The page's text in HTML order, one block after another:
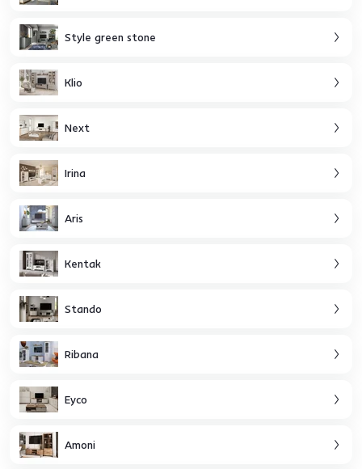
Style green stone
Klio
Next
Irina
Aris
Kentak
Stando
Ribana
Eyco
Amoni